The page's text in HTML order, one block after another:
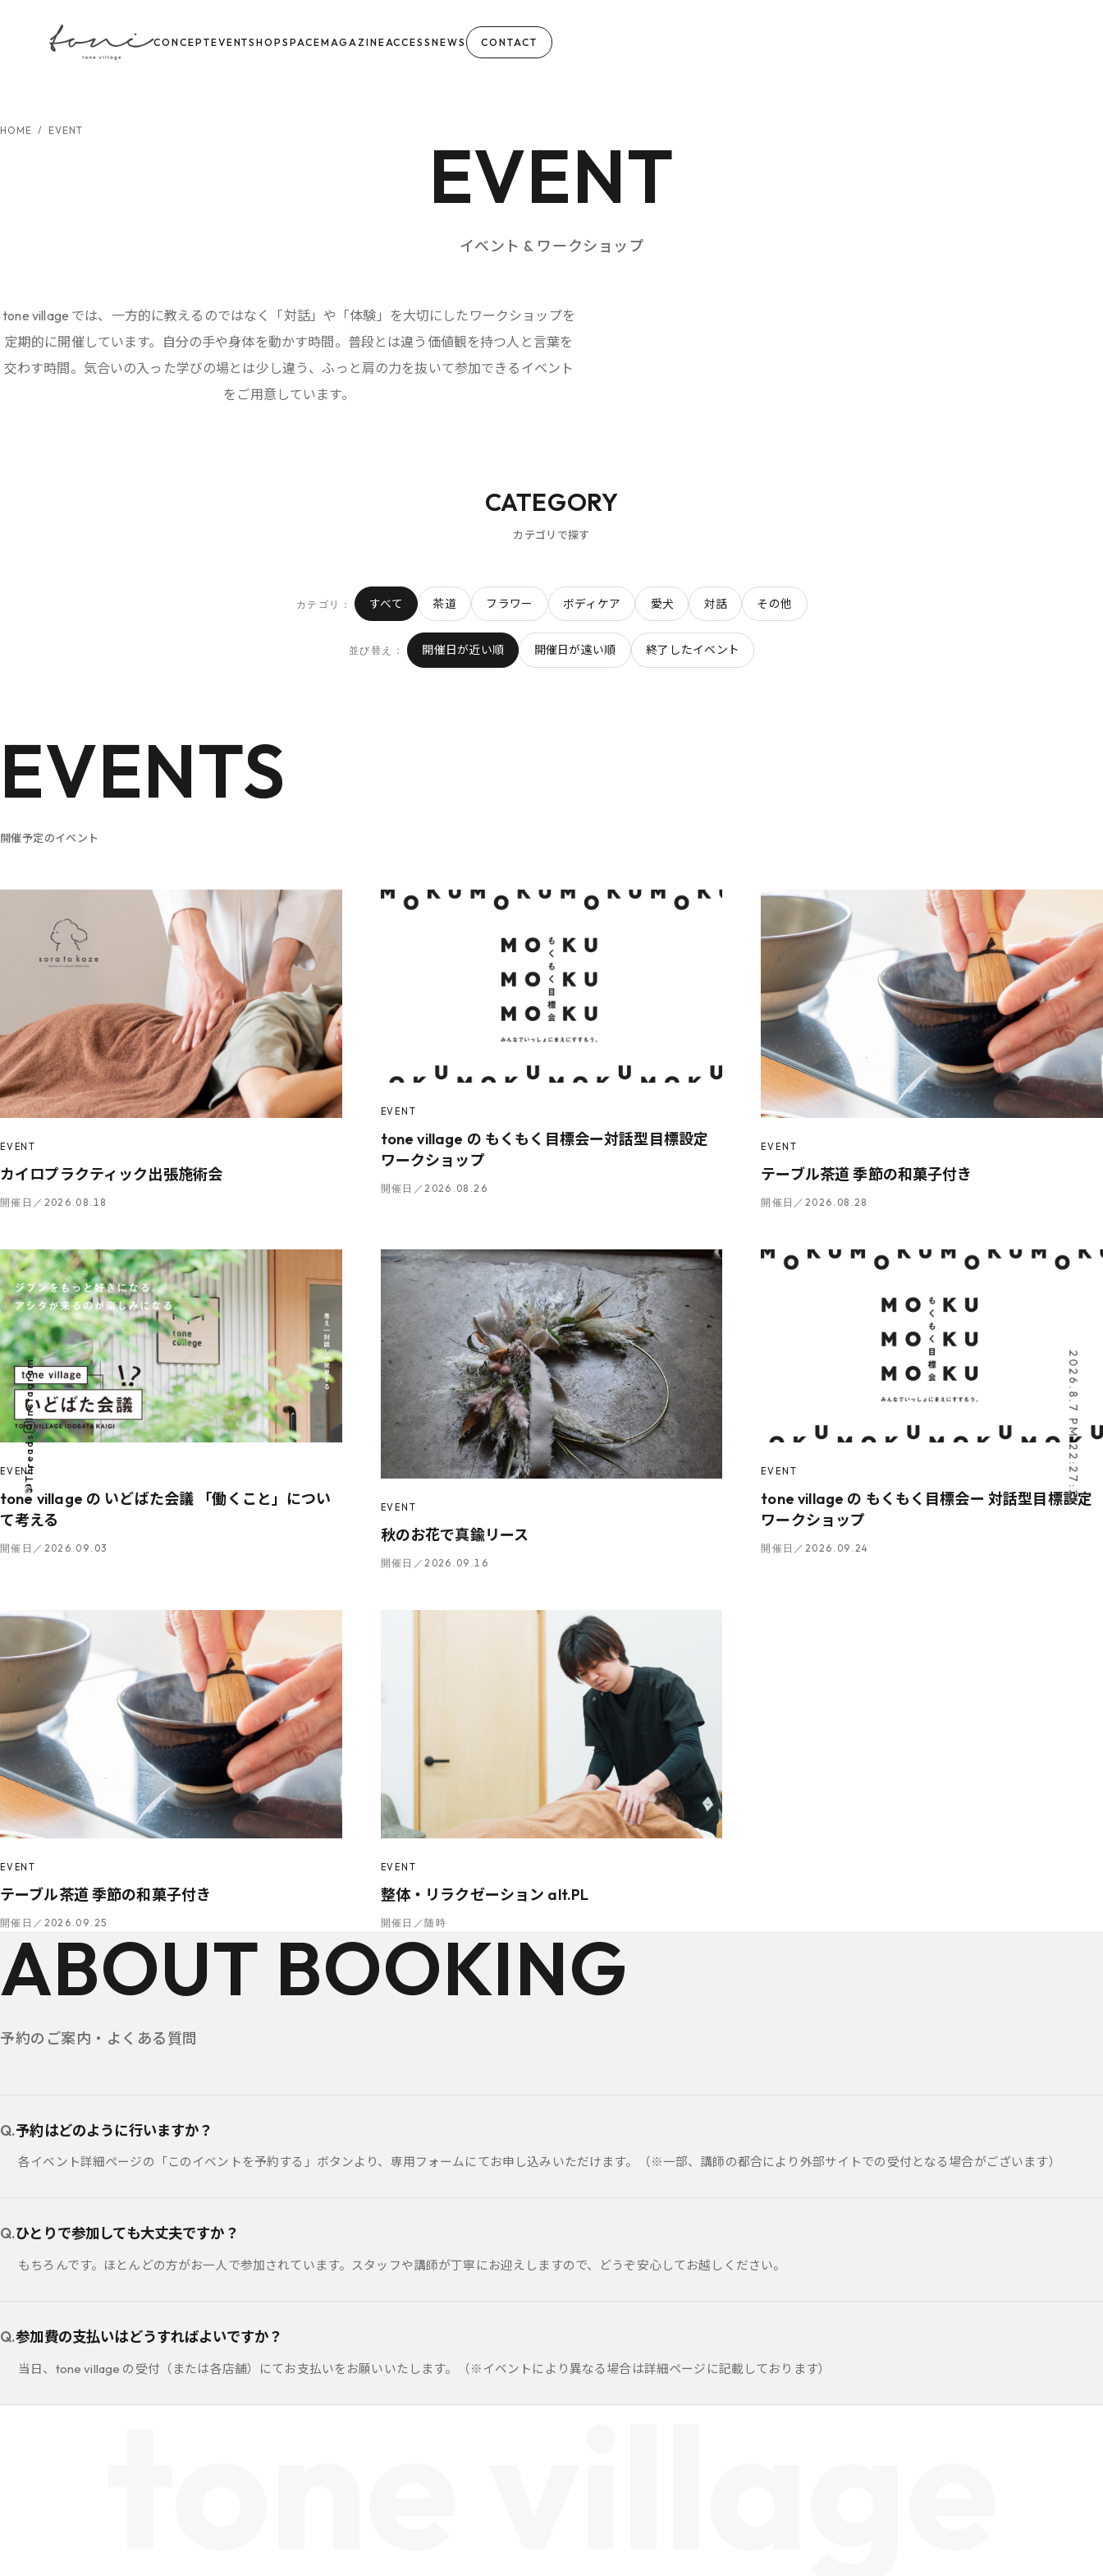
CONCEPTEVENTSHOPSPACEMAGAZINEACCESSNEWS CONTACT
Instagram
Threads 2026.8.7 PM 22:27:22
HOME / EVENT EVENT
イベント & ワークショップ
tone village では、一方的に教えるのではなく「対話」や「体験」を大切にしたワークショップを
定期的に開催しています。自分の手や身体を動かす時間。普段とは違う価値観を持つ人と言葉を
交わす時間。気合いの入った学びの場とは少し違う、ふっと肩の力を抜いて参加できるイベント
をご用意しています。
CATEGORY
カテゴリで探す
カテゴリ： すべて 茶道 フラワー ボディケア 愛犬 対話 その他
並び替え： 開催日が近い順 開催日が遠い順 終了したイベント
EVENTS
開催予定のイベント
EVENT
カイロプラクティック出張施術会
開催日／2026.08.18
EVENT
tone village の もくもく目標会ー対話型目標設定
ワークショップ
開催日／2026.08.26
EVENT
テーブル茶道 季節の和菓子付き
開催日／2026.08.28
EVENT
tone village の いどばた会議 「働くこと」につい
て考える
開催日／2026.09.03
EVENT
秋のお花で真鍮リース
開催日／2026.09.16
EVENT
tone village の もくもく目標会ー 対話型目標設定
ワークショップ
開催日／2026.09.24
EVENT
テーブル茶道 季節の和菓子付き
開催日／2026.09.25
EVENT
整体・リラクゼーション alt.PL
開催日／随時
ABOUT BOOKING
予約のご案内・よくある質問
予約はどのように行いますか？
各イベント詳細ページの「このイベントを予約する」ボタンより、専用フォームにてお申し込みいただけます。（※一部、講師の都合により外部サイトでの受付となる場合がございます）
ひとりで参加しても大丈夫ですか？
もちろんです。ほとんどの方がお一人で参加されています。スタッフや講師が丁寧にお迎えしますので、どうぞ安心してお越しください。
参加費の支払いはどうすればよいですか？
当日、tone village の受付（または各店舗）にてお支払いをお願いいたします。（※イベントにより異なる場合は詳細ページに記載しております）